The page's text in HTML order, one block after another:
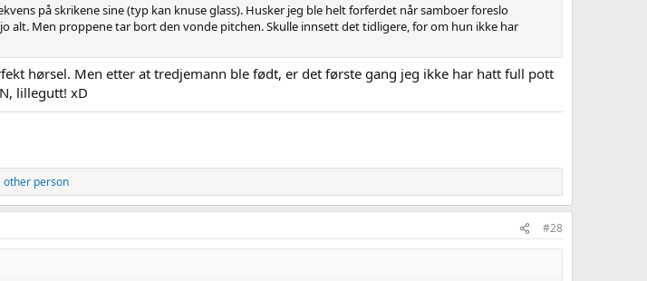
på skrikene sine (typ kan knuse glass). Husker jeg ble helt forferdet når samboer foreslo
alt. Men proppene tar bort den vonde pitchen. Skulle innsett det tidligere, for om hun ikke har
hørsel. Men etter at tredjemann ble født, er det første gang jeg ikke har hatt full pott
lillegutt! xD
other person
#28